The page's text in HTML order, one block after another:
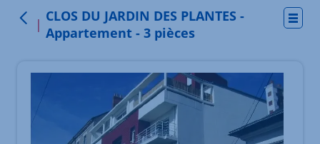
Retour au menu
CLOS DU JARDIN DES PLANTES -
Appartement - 3 pièces